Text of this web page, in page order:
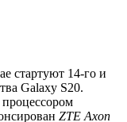
стартуют 14-го и
Galaxy S20.
ZTE Axon